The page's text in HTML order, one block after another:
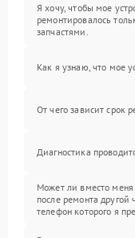
Я хочу, чтобы мое
ремонтировалось
запчастями.
Как я узнаю, что мое
От чего зависит срок
Диагностика
Может ли вместо меня
после ремонта другой
телефон которого я